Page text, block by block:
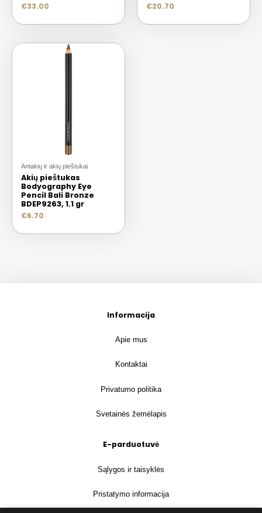
€33.00 €20.70
Antakių ir akių pieštukai
Akių pieštukas
Bodyography Eye
Pencil Bali Bronze
BDEP9263, 1.1 gr
€6.70
Informacija
Apie mus
Kontaktai
Privatumo politika
Svetainės žemėlapis
E-parduotuvė
Sąlygos ir taisyklės
Pristatymo informacija